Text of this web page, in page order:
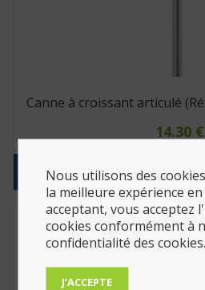
Canne à croissant articulé
14.30 €
Consulter le
Nous utilisons des
la meilleure expérience en
acceptant, vous acceptez
cookies conformément à
confidentialité des cookies.
J’ACCEPTE